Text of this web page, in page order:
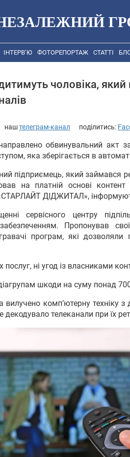
ІНТЕРВ’Ю ФОТОРЕПОРТАЖ СТАТТІ
чоловіка,
наштелеграм-канал поділитись:
обвинувальний акт
яка зберігається в
підприємець, який займався
на платній основі контент
«СТАРЛАЙТ ДІДЖИТАЛ»,
сервісного центру
Пропонував
програм, які дозволяли
послуг, ні угод із власниками
шкоди на суму понад
комп’ютерну техніку з
телеканали при їх